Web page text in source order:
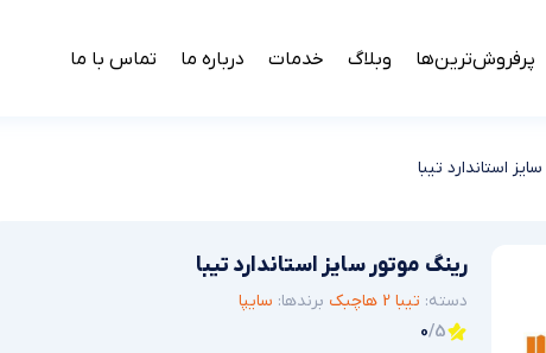
پرفروش‌ترین‌ها وبلاگ خدمات درباره ما تماس با ما
استاندارد تیبا
رینگ موتور سایز استاندارد تیبا
دسته: تیبا 2 هاچبک برندها: سایپا
0/5